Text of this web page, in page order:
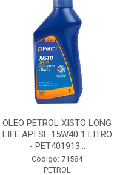
OLEO PETROL XISTO LONG
LIFE API SL 15W40 1 LITRO
- PET401913...
Código: 71584
PETROL